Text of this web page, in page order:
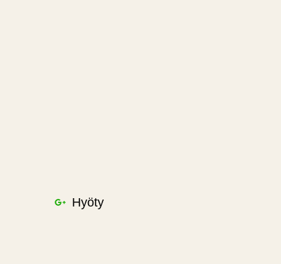
Hyöty